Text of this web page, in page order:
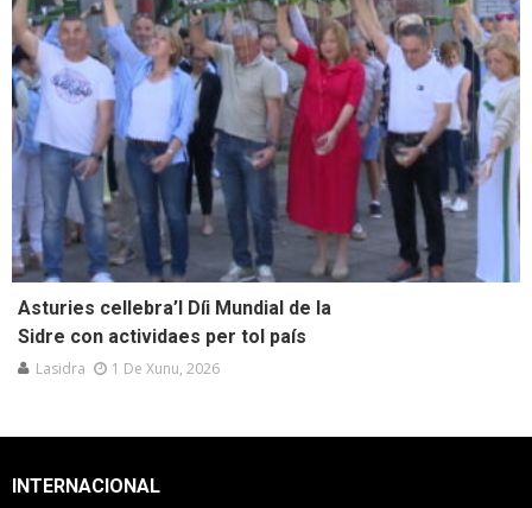
Asturies cellebra’l Díi Mundial de la
Sidre con actividaes per tol país
Lasidra 1 De Xunu, 2026
INTERNACIONAL